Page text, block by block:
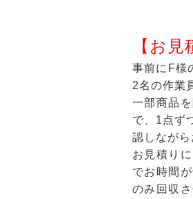
【お見
事前にF様
2名の作業
一部商品
で、1点ず
認しながら
お見積り
でお時間
のみ回収